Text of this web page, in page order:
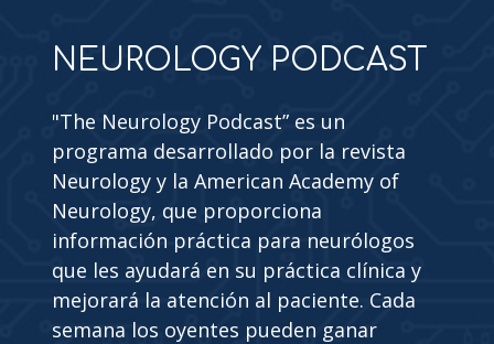
NEUROLOGY PODCAST
"The Neurology Podcast” es un
programa desarrollado por la revista
Neurology y la American Academy of
Neurology, que proporciona
información práctica para neurólogos
que les ayudará en su práctica clínica y
mejorará la atención al paciente. Cada
semana los oyentes pueden ganar